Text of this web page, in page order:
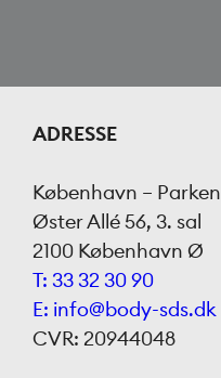
ADRESSE
København – Parken
Øster Allé 56, 3. sal
2100 København Ø
T: 33 32 30 90
E: info@body-sds.dk
CVR: 20944048